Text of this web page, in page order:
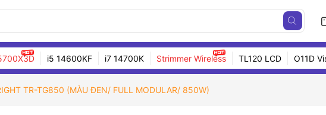
i5 14600KF i7 14700K Strimmer Wireless TL120 LCD O11D
TR-TG850 (MÀU ĐEN/ FULL MODULAR/ 850W)